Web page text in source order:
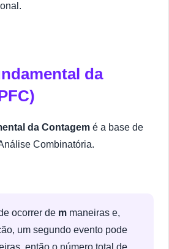
da
da Contagem é a base de
Combinatória.
ocorrer de m maneiras e,
um segundo evento pode
então o número total de